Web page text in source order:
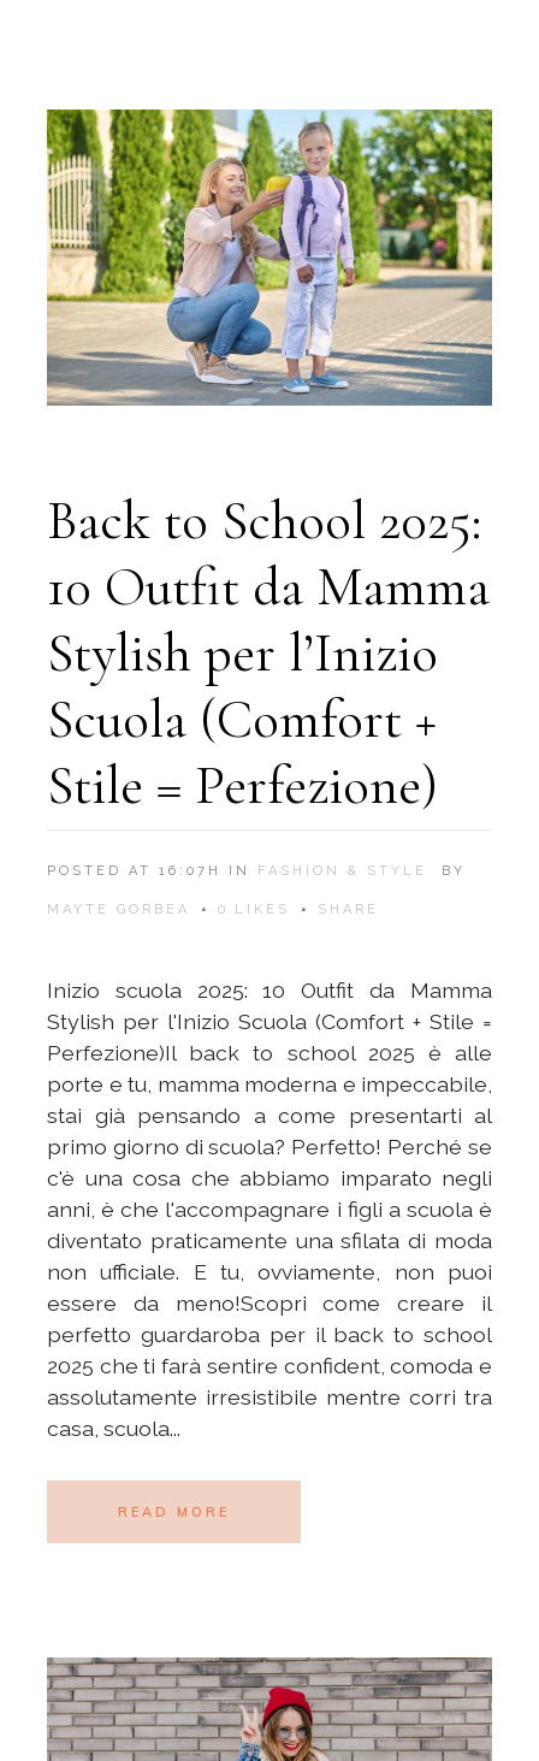
Back to School 2025:
10 Outfit da Mamma
Stylish per l’Inizio
Scuola (Comfort +
Stile = Perfezione)
POSTED AT 16:07H IN FASHION & STYLE BY
MAYTE GORBEA 0 LIKES SHARE
Inizio scuola 2025: 10 Outfit da Mamma
Stylish per l'Inizio Scuola (Comfort + Stile =
Perfezione)Il back to school 2025 è alle
porte e tu, mamma moderna e impeccabile,
stai già pensando a come presentarti al
primo giorno di scuola? Perfetto! Perché se
c'è una cosa che abbiamo imparato negli
anni, è che l'accompagnare i figli a scuola è
diventato praticamente una sfilata di moda
non ufficiale. E tu, ovviamente, non puoi
essere da meno!Scopri come creare il
perfetto guardaroba per il back to school
2025 che ti farà sentire confident, comoda e
assolutamente irresistibile mentre corri tra
casa, scuola...
READ MORE